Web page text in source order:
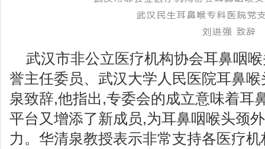
武汉市非公立医疗机构协会耳鼻咽
誉主任委员、武汉大学人民医院耳鼻
泉致辞,他指出,专委会的成立意味着耳
平台又增添了新成员,为耳鼻咽喉头颈
力。华清泉教授表示非常支持各医疗